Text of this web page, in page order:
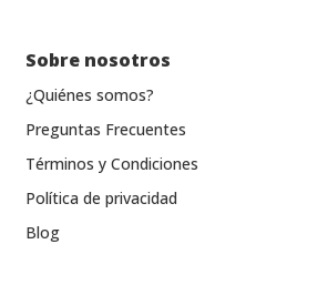
Sobre nosotros
¿Quiénes somos?
Preguntas Frecuentes
Términos y Condiciones
Política de privacidad
Blog